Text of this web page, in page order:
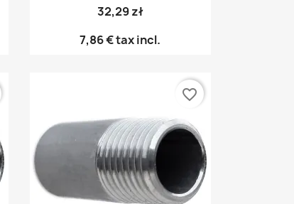
32,29 zł
7,86 €tax incl.
favorite_border